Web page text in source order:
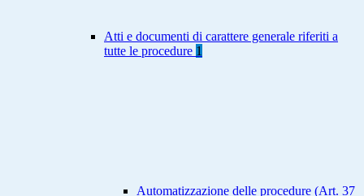
Atti e documenti di carattere generale riferiti a
tutte le procedure 1
Automatizzazione delle procedure (Art. 37